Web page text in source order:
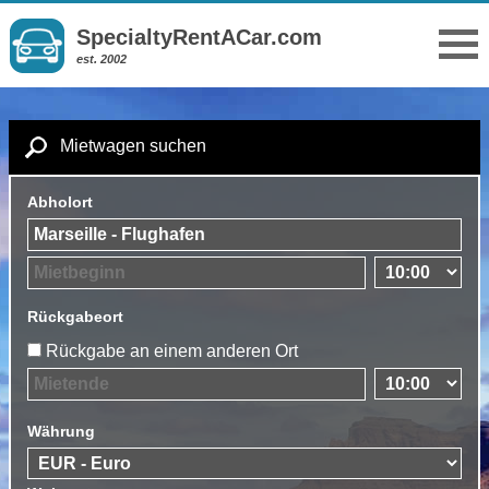
SpecialtyRentACar.com
est. 2002
Mietwagen suchen
Abholort
Rückgabeort
Rückgabe an einem anderen Ort
Währung